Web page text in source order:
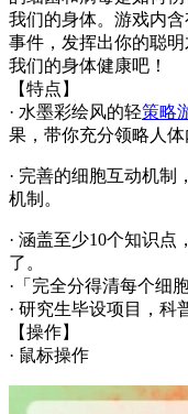
我们的身体。游戏内
事件，发挥出你的聪
我们的身体健康吧！
【特点】
· 水墨彩绘风的轻策略
果，带你充分领略人体
· 完善的细胞互动机制
机制。
· 涵盖至少10个知识
了。
·「完全分得清每个细
· 研究生毕设项目，科
【操作】
· 鼠标操作